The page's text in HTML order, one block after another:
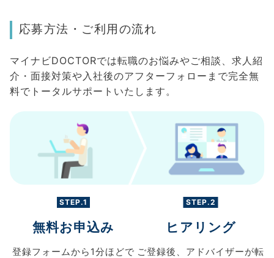
応募方法・ご利用の流れ
マイナビDOCTORでは転職のお悩みやご相談、求人紹
介・面接対策や入社後のアフターフォローまで完全無
料でトータルサポートいたします。
STEP.1
無料お申込み
登録フォームから 1分ほどで
STEP.2
ヒアリング
ご登録後、 アドバイザーが転